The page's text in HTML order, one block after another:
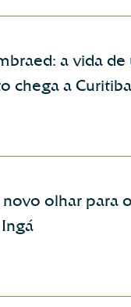
a vida de
chega a Curitiba
olhar para o